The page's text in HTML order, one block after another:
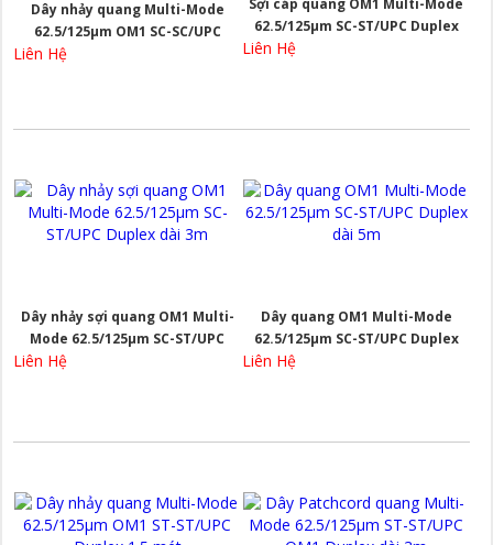
Dây nhảy quang Multi-Mode
62.5/125µm OM1 SC-SC/UPC
Liên Hệ
Sợi cáp quang OM1 Multi-Mode
62.5/125µm SC-ST/UPC Duplex
Liên Hệ
Dây nhảy sợi quang OM1 Multi-
Mode 62.5/125µm SC-ST/UPC
Liên Hệ
Dây quang OM1 Multi-Mode
62.5/125µm SC-ST/UPC Duplex
Liên Hệ